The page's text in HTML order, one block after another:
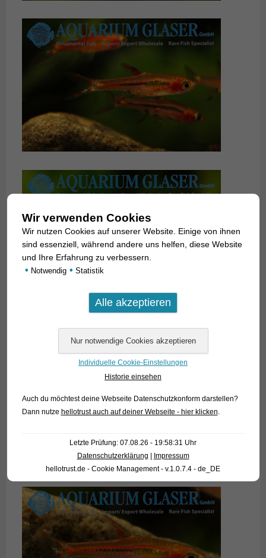
Wir verwenden Cookies
Wir nutzen Cookies auf unserer Website. Einige von ihnen
sind essenziell, während andere uns helfen, diese Website
und Ihre Erfahrung zu verbessern.
• Notwendig • Statistik
Individuelle Cookie-Einstellungen
Historie einsehen
Auch du möchtest deine Webseite Datenschutzkonform darstellen?
Dann nutze hellotrust auch auf deiner Webseite - hier klicken.
Letzte Prüfung: 07.08.26 - 19:58:31 Uhr
Datenschutzerklärung
Impressum
hellotrust.de - Cookie Management - v.1.0.7.4 - de_DE